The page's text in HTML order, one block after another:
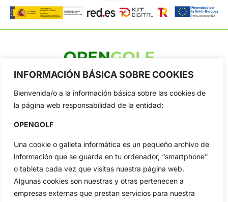
INFORMACIÓN BÁSICA SOBRE COOKIES
Bienvenida/o a la información básica sobre las cookies de
la página web responsabilidad de la entidad:
OPENGOLF
Una cookie o galleta informática es un pequeño archivo de
información que se guarda en tu ordenador, “smartphone”
o tableta cada vez que visitas nuestra página web.
Algunas cookies son nuestras y otras pertenecen a
empresas externas que prestan servicios para nuestra
OpenGolf ofrece toda la actualidad, información del golf
Jon Rahm, LIV Golf, PGA Tour, Ryder Cup, DP World Tour, LPGA
Tour...
Categorias
Actualidad
Amateurs
Circuitos
Especiales
Ryder Cup
Reglas
Vídeos
De Interés